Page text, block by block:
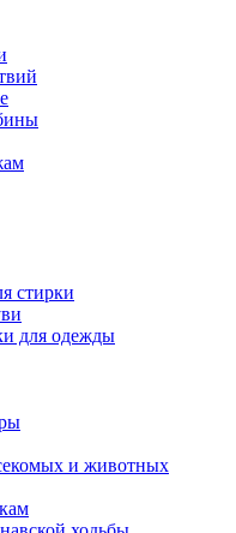
стирки
для одежды
и животных